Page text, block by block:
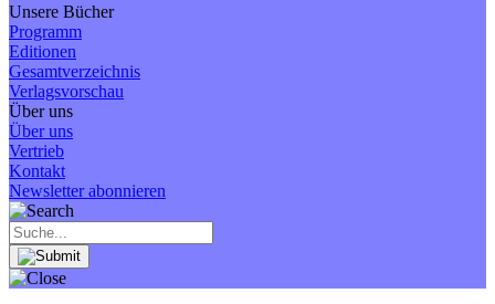
Unsere Bücher
Programm
Editionen
Gesamtverzeichnis
Verlagsvorschau
Über uns
Über uns
Vertrieb
Kontakt
Newsletter abonnieren